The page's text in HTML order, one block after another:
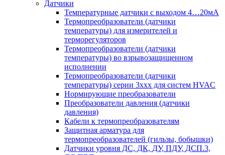
Датчики
Температурные датчики с выходом 4…20мА
Термопреобразователи (датчики
температуры) для измерителей и
терморегуляторов
Термопреобразователи (датчики
температуры) во взрывозащищенном
исполнении
Термопреобразователи (датчики
температуры) серии 3ххх для систем HVAC
Нормирующие преобразователи
Преобразователи давления (датчики
давления)
Кабели к термопреобразователям
Защитная арматура для
термопреобразователей (гильзы, бобышки)
Датчики уровня ДС, ДК, ДУ, ПДУ, ДСП.3,